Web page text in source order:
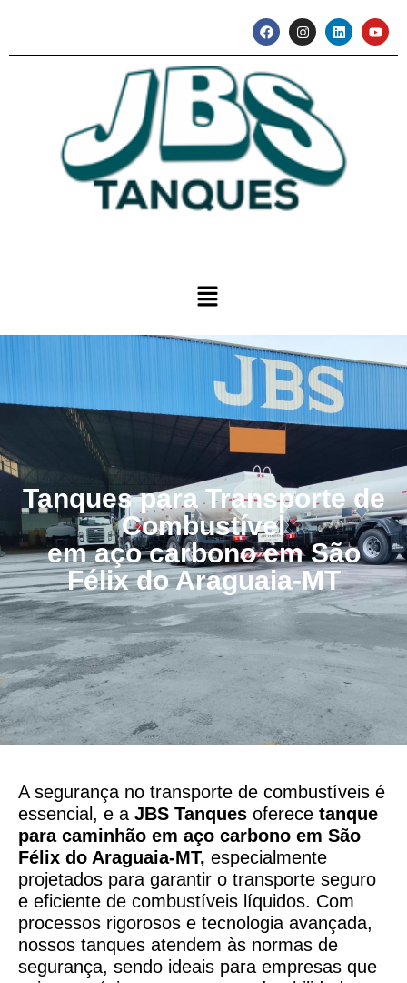
Tanques para Transporte de
Combustível
em aço carbono em São
Félix do Araguaia-MT
A segurança no transporte de combustíveis é
essencial, e a JBS Tanques oferece tanque
para caminhão em aço carbono em São
Félix do Araguaia-MT, especialmente
projetados para garantir o transporte seguro
e eficiente de combustíveis líquidos. Com
processos rigorosos e tecnologia avançada,
nossos tanques atendem às normas de
segurança, sendo ideais para empresas que